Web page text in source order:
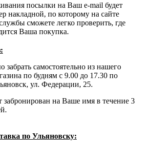
посылки на Ваш e-mail будет
накладной, по которому на сайте
сможете легко проверить, где
Ваша покупка.
забрать самостоятельно из нашего
по будням с 9.00 до 17.30 по
ул. Федерации, 25.
забронирован на Ваше имя в течение 3
по Ульяновску: